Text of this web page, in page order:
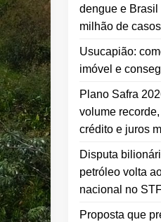
dengue e Brasil
milhão de
Usucapião:
imóvel e
Plano Safra
volume
crédito e juros
Disputa
petróleo volta
nacional no
Proposta que